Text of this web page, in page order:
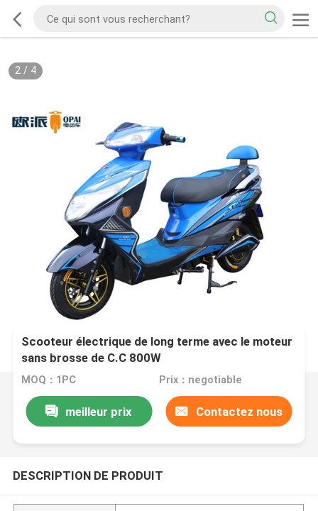
2/ 4
Scooteur électrique de long terme avec le moteur
sans brosse de C.C 800W
MOQ：1PC Prix：negotiable
meilleur prix Contactez nous
DESCRIPTION DE PRODUIT